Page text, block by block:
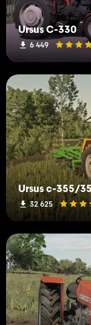
Ursus C-330
6 449
Ursus c-355/
32 625